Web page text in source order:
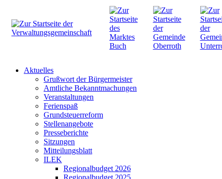
Aktuelles
Grußwort der Bürgermeister
Amtliche Bekanntmachungen
Veranstaltungen
Ferienspaß
Grundsteuerreform
Stellenangebote
Presseberichte
Sitzungen
Mitteilungsblatt
ILEK
Regionalbudget 2026
Regionalbudget 2025